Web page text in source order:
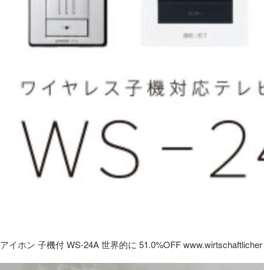
アイホン 子機付 WS-24A 世界的に 51.0%OFF www.wirtschaftlicher